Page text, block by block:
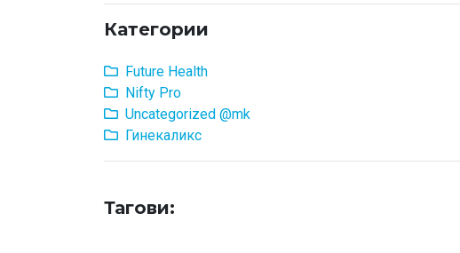
Категории
Future Health
Nifty Pro
Uncategorized @mk
Гинекаликс
Тагови: